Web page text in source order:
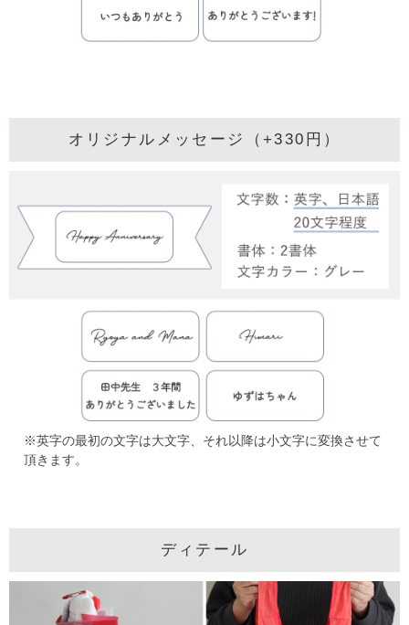
オリジナルメッセージ（+330円）
※英字の最初の文字は大文字、それ以降は小文字に変換させて
頂きます。
ディテール